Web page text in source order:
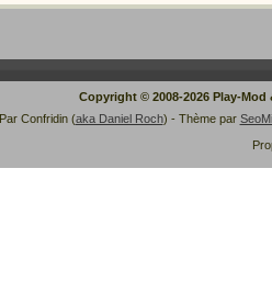
Copyright © 2008-2026 Play-
Par Confridin (aka Daniel Roch) - Thème par